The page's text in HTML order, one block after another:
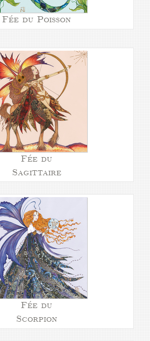
Fée du Poisson
Fée du
Sagittaire
Fée du
Scorpion